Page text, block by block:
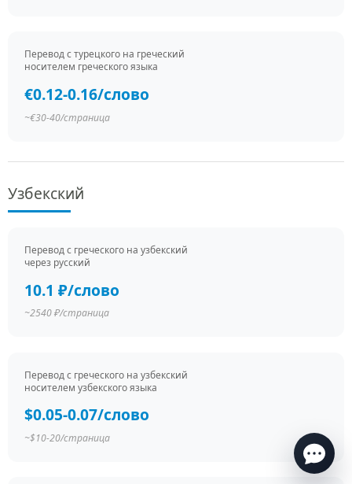
Перевод c турецкого на греческий
носителем греческого языка
€0.12-0.16/слово
~€30-40/страница
Узбекский
Перевод c греческого на узбекский
через русский
10.1 ₽/слово
~2540 ₽/страница
Перевод c греческого на узбекский
носителем узбекского языка
$0.05-0.07/слово
~$10-20/страница
время